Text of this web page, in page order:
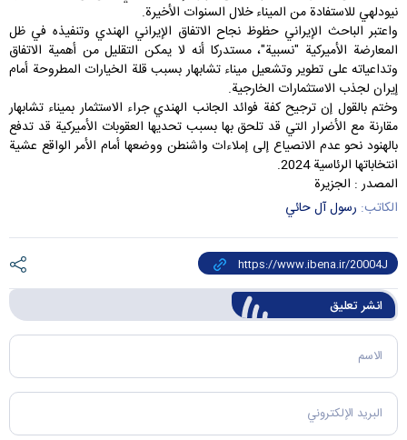
نيودلهي للاستفادة من الميناء خلال السنوات الأخيرة.
واعتبر الباحث الإيراني حظوظ نجاح الاتفاق الإيراني الهندي وتنفيذه في ظل
المعارضة الأميركية "نسبية"، مستدركا أنه لا يمكن التقليل من أهمية الاتفاق
وتداعياته على تطوير وتشعيل ميناء تشابهار بسبب قلة الخيارات المطروحة أمام
إيران لجذب الاستثمارات الخارجية.
وختم بالقول إن ترجيح كفة فوائد الجانب الهندي جراء الاستثمار بميناء تشابهار
مقارنة مع الأضرار التي قد تلحق بها بسبب تحديها العقوبات الأميركية قد تدفع
بالهنود نحو عدم الانصياع إلى إملاءات واشنطن ووضعها أمام الأمر الواقع عشية
انتخاباتها الرئاسية 2024.
المصدر : الجزيرة
الكاتب: رسول آل حائي
انشر تعليق